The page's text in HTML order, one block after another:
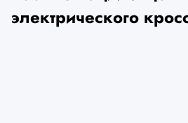
электрического